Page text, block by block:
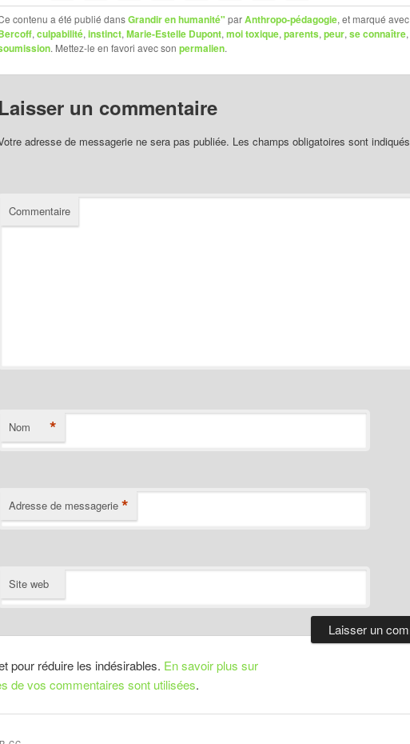
contenu a été publié dansGrandir en humanité" parAnthropo-pédagogie, et marqué avec
, culpabilité, instinct, Marie-Estelle Dupont, moi toxique, parents, peur, se connaître,
. Mettez-le en favori avec son permalien.
Laisser un commentaire
adresse de messagerie ne sera pas publiée. Les champs obligatoires sont
Commentaire
Nom *
Adresse de messagerie *
Site web
pour réduire les indésirables. En savoir plus sur
de vos commentaires sont utilisées.